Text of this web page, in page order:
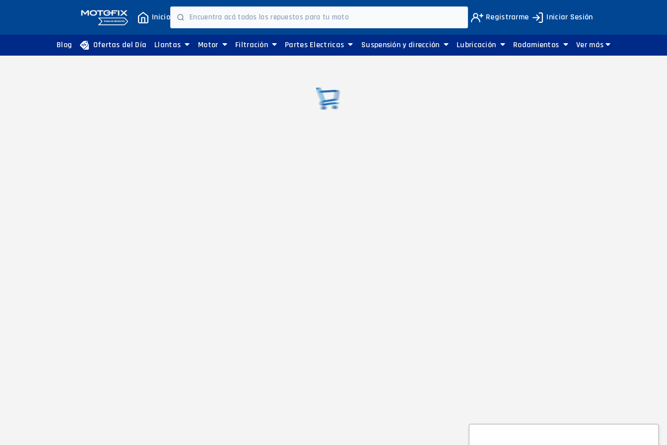
Inicio Registrarme Iniciar Sesión
Blog Ofertas del Día Llantas Motor Filtración Partes Electricas Suspensión y dirección Lubricación Rodamientos Ver más